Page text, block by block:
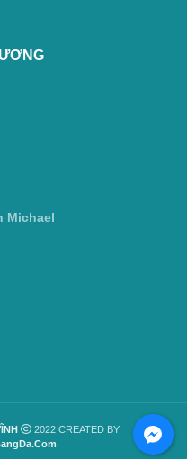
Michael
2022 CREATED BY